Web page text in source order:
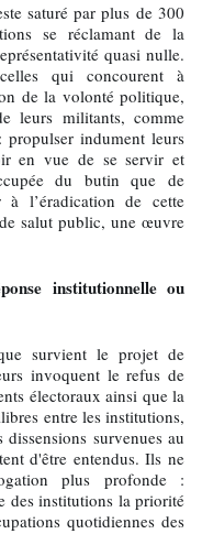
saturé par plus de 300
se réclamant de la
quasi nulle.
qui concourent à
de la volonté politique,
leurs militants, comme
indument leurs
en vue de se servir et
du butin que de
l’éradication de cette
salut public, une œuvre
institutionnelle ou
survient le projet de
invoquent le refus de
électoraux ainsi que la
entre les institutions,
survenues au
d'être entendus. Ils ne
plus profonde :
des institutions la priorité
quotidiennes des